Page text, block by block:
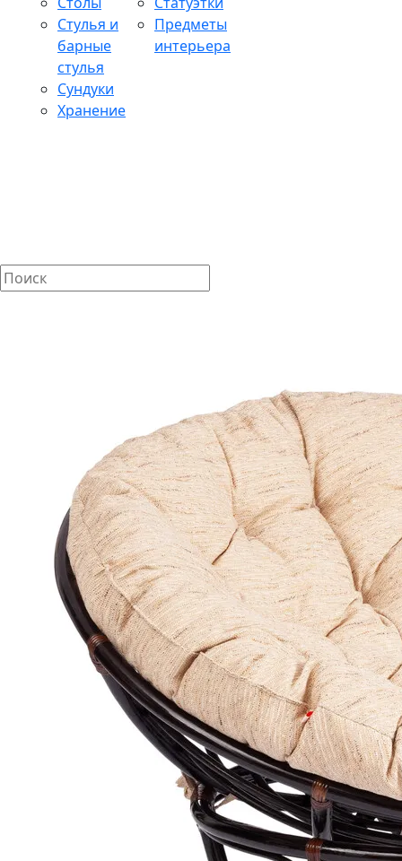
Стулья и
барные
стулья
Сундуки
Хранение
Предметы
интерьера